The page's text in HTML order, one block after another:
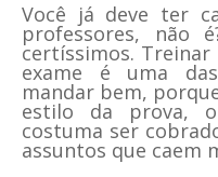
Você já deve ter
professores, não
certíssimos.
exame é uma
mandar bem,
estilo da prova,
costuma ser
assuntos que caem